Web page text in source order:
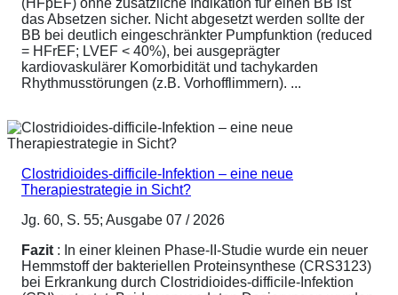
(HFpEF) ohne zusätzliche Indikation für einen BB ist
das Absetzen sicher. Nicht abgesetzt werden sollte der
BB bei deutlich eingeschränkter Pumpfunktion (reduced
= HFrEF; LVEF < 40%), bei ausgeprägter
kardiovaskulärer Komorbidität und tachykarden
Rhythmusstörungen (z.B. Vorhofflimmern). ...
Clostridioides-difficile-Infektion – eine neue
Therapiestrategie in Sicht?
Jg. 60, S. 55; Ausgabe 07 / 2026
Fazit : In einer kleinen Phase-II-Studie wurde ein neuer
Hemmstoff der bakteriellen Proteinsynthese (CRS3123)
bei Erkrankung durch Clostridioides-difficile-Infektion